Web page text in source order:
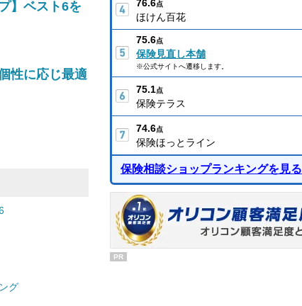
】ベスト6を
性に応じ最適
グ
76.6点
ほけん百花
75.6点
保険見直し本舗
※公式サイトへ遷移します。
75.1点
保険テラス
74.6点
保険ほっとライン
保険相談ショップランキングを見る
PR